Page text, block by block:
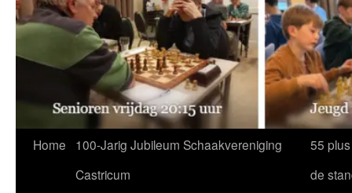
Home
100-Jarig Jubileum Schaakvereniging
Castricum
55
de